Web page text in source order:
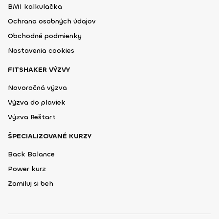
BMI kalkulačka
Ochrana osobných údajov
Obchodné podmienky
Nastavenia cookies
FITSHAKER VÝZVY
Novoročná výzva
Výzva do plaviek
Výzva Reštart
ŠPECIALIZOVANÉ KURZY
Back Balance
Power kurz
Zamiluj si beh